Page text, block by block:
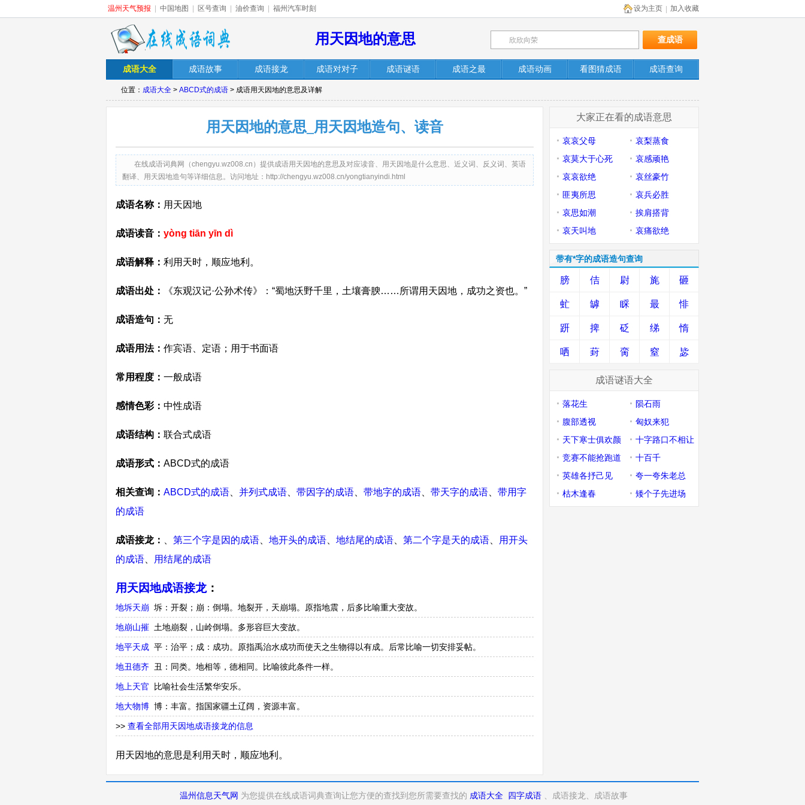
温州天气预报 中国地图 区号查询 油价查询 福州汽车时刻 加入收藏
设为主页
用天因地的意思
成语大全 成语故事 成语接龙 成语对对子 成语谜语 成语之最 成语动画 看图猜成语 成语查询
位置： 成语大全 > ABCD式的成语 > 成语用天因地的意思及详解
用天因地的意思_用天因地造句、读音
在线成语词典网（chengyu.wz008.cn）提供成语用天因地的意思及对应读音、用天因地是什么意思、近义词、反义词、英语
翻译、用天因地造句等详细信息。访问地址：http://chengyu.wz008.cn/yongtianyindi.html
成语名称： 用天因地
成语读音： yòng tiān yīn dì
成语解释： 利用天时，顺应地利。
成语出处： 《东观汉记·公孙术传》：“蜀地沃野千里，土壤膏腴……所谓用天因地，成功之资也。”
成语造句： 无
成语用法： 作宾语、定语；用于书面语
常用程度： 一般成语
感情色彩： 中性成语
成语结构： 联合式成语
成语形式： ABCD式的成语
相关查询： ABCD式的成语 并列式成语 带因字的成语 带地字的成语 带天字的成语
带用字
的成语
成语接龙： 第三个字是因的成语 地开头的成语 地结尾的成语 第二个字是天的成语
用开头
的成语
用结尾的成语
用天因地成语接龙：
地坼天崩 坼：开裂；崩：倒塌。地裂开，天崩塌。原指地震，后多比喻重大变故。
地崩山摧 土地崩裂，山岭倒塌。多形容巨大变故。
地平天成 平：治平；成：成功。原指禹治水成功而使天之生物得以有成。后常比喻一切安排妥帖。
地丑德齐 丑：同类。地相等，德相同。比喻彼此条件一样。
地上天官 比喻社会生活繁华安乐。
地大物博 博：丰富。指国家疆土辽阔，资源丰富。
>> 查看全部用天因地成语接龙的信息
用天因地的意思是利用天时，顺应地利。
大家正在看的成语意思
哀哀父母
哀梨蒸食
哀莫大于心死
哀感顽艳
哀哀欲绝
哀丝豪竹
匪夷所思
哀兵必胜
哀思如潮
挨肩搭背
哀天叫地
哀痛欲绝
带有*字的成语造句查询
膀 佶 尉 旄 砸
虻 罅 睬 最 悱
趼 捭 砭 绨 惰
哂 葑 脔 窒 毖
成语谜语大全
落花生
陨石雨
腹部透视
匈奴来犯
天下寒士俱欢颜
十字路口不相让
竞赛不能抢跑道
十百千
英雄各抒己见
夸一夸朱老总
枯木逢春
矮个子先进场
温州信息天气网 为您提供在线成语词典查询让您方便的查找到您所需要查找的 成语大全 四字成语 、成语接龙、成语故事